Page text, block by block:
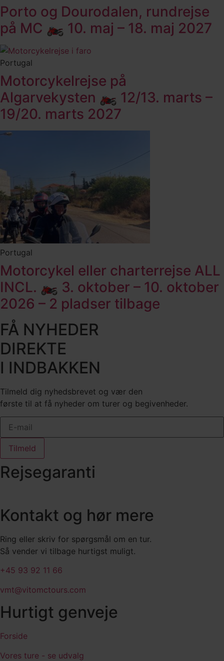
Porto og Dourodalen, rundrejse
på MC 🏍️ 10. maj – 18. maj 2027
Portugal
Motorcykelrejse på
Algarvekysten 🏍️ 12/13. marts –
19/20. marts 2027
Portugal
Motorcykel eller charterrejse ALL
INCL. 🏍️ 3. oktober – 10. oktober
2026 – 2 pladser tilbage
FÅ NYHEDER
DIREKTE
I INDBAKKEN
Tilmeld dig nyhedsbrevet og vær den
første til at få nyheder om turer og begivenheder.
Tilmeld
Rejsegaranti
Kontakt og hør mere
Ring eller skriv for spørgsmål om en tur.
Så vender vi tilbage hurtigst muligt.
+45 93 92 11 66
vmt@vitomctours.com
Hurtigt genveje
Forside
Vores ture - se udvalg